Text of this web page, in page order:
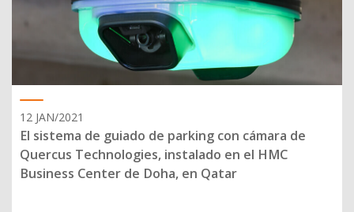
12 JAN/2021
El sistema de guiado de parking con cámara de
Quercus Technologies, instalado en el HMC
Business Center de Doha, en Qatar